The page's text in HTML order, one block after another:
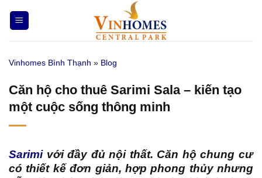
qua
nội
Vinhomes Bình Thạnh » Blog
Căn hộ cho thuê Sarimi Sala – kiến tạo
một cuộc sống thông minh
Sarimivới đầy đủ nội thất. Căn hộ chung cư
có thiết kế đơn giản, hợp phong thủy nhưng